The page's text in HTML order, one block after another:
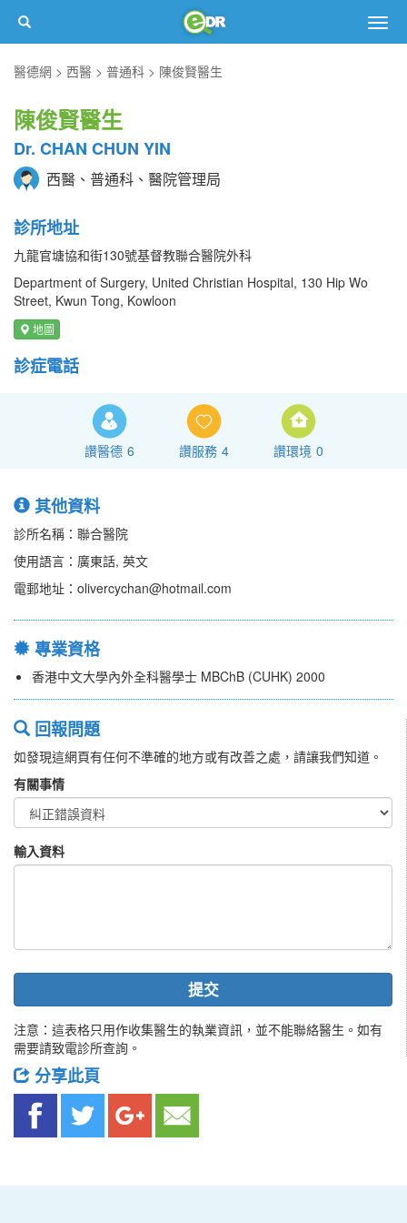
醫德網
西醫 普通科 陳俊賢醫生
陳俊賢醫生
Dr. CHAN CHUN YIN
西醫、普通科、醫院管理局
診所地址
九龍官塘協和街130號基督教聯合醫院外科
Department of Surgery, United Christian Hospital, 130 Hip Wo
Street, Kwun Tong, Kowloon
地圖
診症電話
讚醫德 6 讚服務 4 讚環境 0
其他資料
診所名稱：聯合醫院
使用語言：廣東話, 英文
電郵地址：olivercychan@hotmail.com
專業資格
香港中文大學內外全科醫學士 MBChB (CUHK) 2000
回報問題
如發現這網頁有任何不準確的地方或有改善之處，請讓我們知道。
有關事情
輸入資料
提交
注意：這表格只用作收集醫生的執業資訊，並不能聯絡醫生。如有
需要請致電診所查詢。
分享此頁